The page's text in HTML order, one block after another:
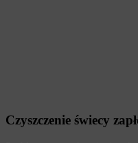
Czyszczenie świecy